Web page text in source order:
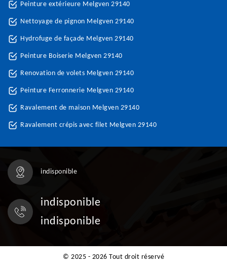
Peinture extérieure Melgven 29140
Nettoyage de pignon Melgven 29140
Hydrofuge de façade Melgven 29140
Peinture Boiserie Melgven 29140
Renovation de volets Melgven 29140
Peinture Ferronnerie Melgven 29140
Ravalement de maison Melgven 29140
Ravalement crépis avec filet Melgven 29140
indisponible
indisponible
indisponible
© 2025 - 2026 Tout droit réservé